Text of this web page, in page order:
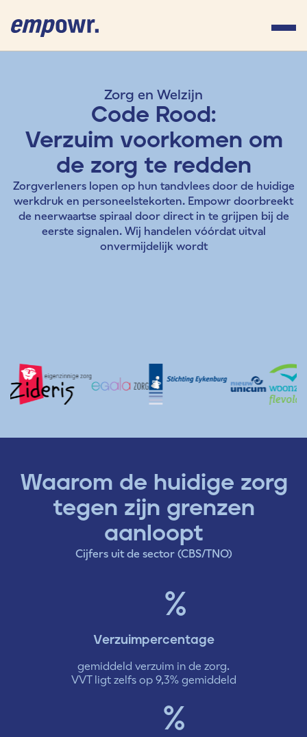
Zorg en Welzijn
Code Rood:
Verzuim voorkomen om
de zorg te redden
Zorgverleners lopen op hun tandvlees door de huidige
werkdruk en personeelstekorten. Empowr doorbreekt
de neerwaartse spiraal door direct in te grijpen bij de
eerste signalen. Wij handelen vóórdat uitval
onvermijdelijk wordt
Waarom de huidige zorg
tegen zijn grenzen
aanloopt
Cijfers uit de sector (CBS/TNO)
%
Verzuimpercentage
gemiddeld verzuim in de zorg.
VVT ligt zelfs op 9,3% gemiddeld
%